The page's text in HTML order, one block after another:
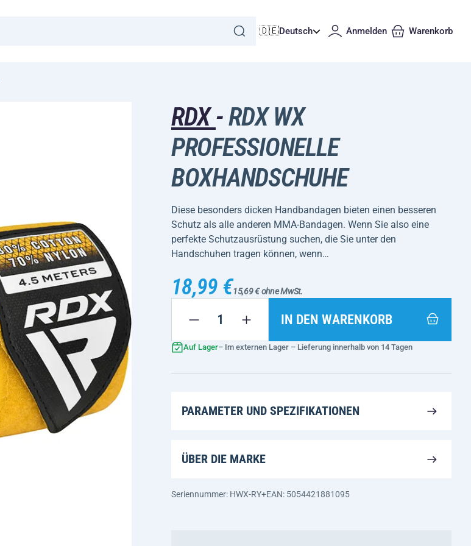
🇩🇪Deutsch Anmelden Warenkorb
RDX-RDX WX
PROFESSIONELLE
BOXHANDSCHUHE
Diese besonders dicken Handbandagen bieten einen besseren
Schutz als alle anderen MMA-Bandagen. Wenn Sie also eine
perfekte Schutzausrüstung suchen, die Sie unter den
Handschuhen tragen können, wenn…
18,99 €15,69 € ohne MwSt.
IN DEN WARENKORB
Auf Lager– Im externen Lager – Lieferung innerhalb von 14 Tagen
PARAMETER UND SPEZIFIKATIONEN
ÜBER DIE MARKE
Seriennummer: HWX-RY+EAN: 5054421881095